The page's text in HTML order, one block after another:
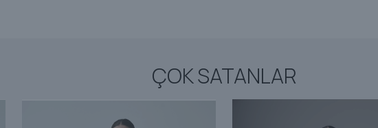
ÇOK SATANLAR